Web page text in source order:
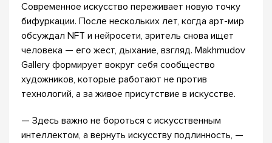
Современное искусство переживает новую точку
бифуркации. После нескольких лет, когда арт-мир
обсуждал NFT и нейросети, зритель снова ищет
человека — его жест, дыхание, взгляд. Makhmudov
Gallery формирует вокруг себя сообщество
художников, которые работают не против
технологий, а за живое присутствие в искусстве.
— Здесь важно не бороться с искусственным
интеллектом, а вернуть искусству подлинность, —